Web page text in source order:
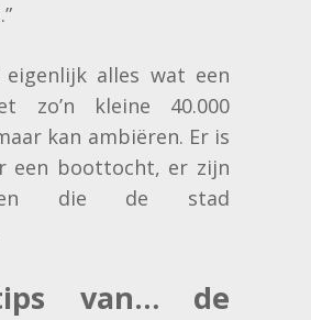
alles wat een
zo’n kleine 40.000
kan ambiëren. Er is
een boottocht, er zijn
die de stad
van… de